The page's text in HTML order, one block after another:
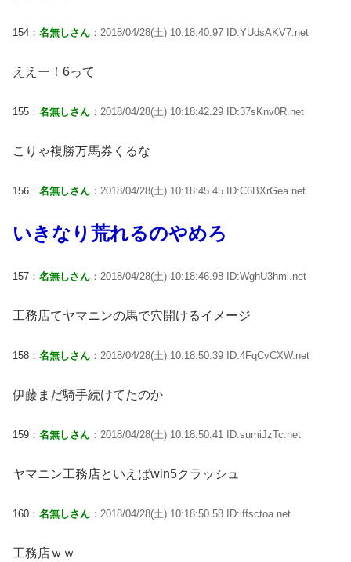
154： 名無しさん ：2018/04/28(土) 10:18:40.97 ID:YUdsAKV7.net
ええー！6って
155： 名無しさん ：2018/04/28(土) 10:18:42.29 ID:37sKnv0R.net
こりゃ複勝万馬券くるな
156： 名無しさん ：2018/04/28(土) 10:18:45.45 ID:C6BXrGea.net
いきなり荒れるのやめろ
157： 名無しさん ：2018/04/28(土) 10:18:46.98 ID:WghU3hml.net
工務店てヤマニンの馬で穴開けるイメージ
158： 名無しさん ：2018/04/28(土) 10:18:50.39 ID:4FqCvCXW.net
伊藤まだ騎手続けてたのか
159： 名無しさん ：2018/04/28(土) 10:18:50.41 ID:sumiJzTc.net
ヤマニン工務店といえばwin5クラッシュ
160： 名無しさん ：2018/04/28(土) 10:18:50.58 ID:iffsctoa.net
工務店ｗｗ